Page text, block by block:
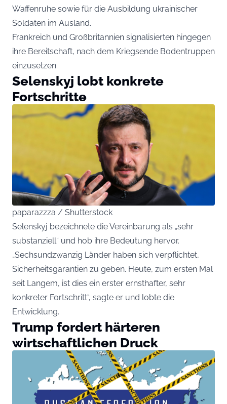
Waffenruhe sowie für die Ausbildung ukrainischer
Soldaten im Ausland.
Frankreich und Großbritannien signalisierten hingegen
ihre Bereitschaft, nach dem Kriegsende Bodentruppen
einzusetzen.
Selenskyj lobt konkrete
Fortschritte
paparazzza / Shutterstock
Selenskyj bezeichnete die Vereinbarung als „sehr
substanziell“ und hob ihre Bedeutung hervor.
„Sechsundzwanzig Länder haben sich verpflichtet,
Sicherheitsgarantien zu geben. Heute, zum ersten Mal
seit Langem, ist dies ein erster ernsthafter, sehr
konkreter Fortschritt“, sagte er und lobte die
Entwicklung.
Trump fordert härteren
wirtschaftlichen Druck